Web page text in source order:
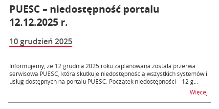
PUESC – niedostępność portalu
12.12.2025 r.
10 grudzień 2025
Informujemy, że 12 grudnia 2025 roku zaplanowana została przerwa
serwisowa PUESC, która skutkuje niedostępnością wszystkich systemów i
usług dostępnych na portalu PUESC. Początek niedostępności – 12 g...
Więcej